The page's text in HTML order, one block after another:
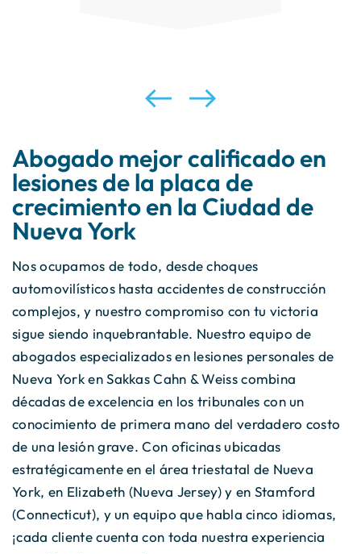
Abogado mejor calificado en
lesiones de la placa de
crecimiento en la Ciudad de
Nueva York
Nos ocupamos de todo, desde choques
automovilísticos hasta accidentes de construcción
complejos, y nuestro compromiso con tu victoria
sigue siendo inquebrantable. Nuestro equipo de
abogados especializados en lesiones personales de
Nueva York en Sakkas Cahn & Weiss combina
décadas de excelencia en los tribunales con un
conocimiento de primera mano del verdadero costo
de una lesión grave. Con oficinas ubicadas
estratégicamente en el área triestatal de Nueva
York, en Elizabeth (Nueva Jersey) y en Stamford
(Connecticut), y un equipo que habla cinco idiomas,
¡cada cliente cuenta con toda nuestra experiencia